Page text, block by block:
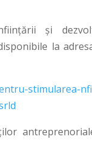
şi
la
stimularea-